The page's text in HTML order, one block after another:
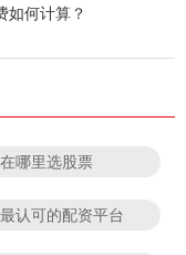
如何计算？
在哪里选股票
认可的配资平台